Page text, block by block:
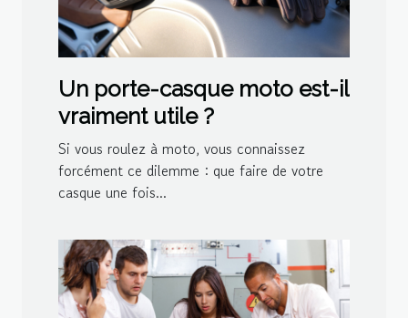
Un porte-casque moto est-il
vraiment utile ?
Si vous roulez à moto, vous connaissez
forcément ce dilemme : que faire de votre
casque une fois...